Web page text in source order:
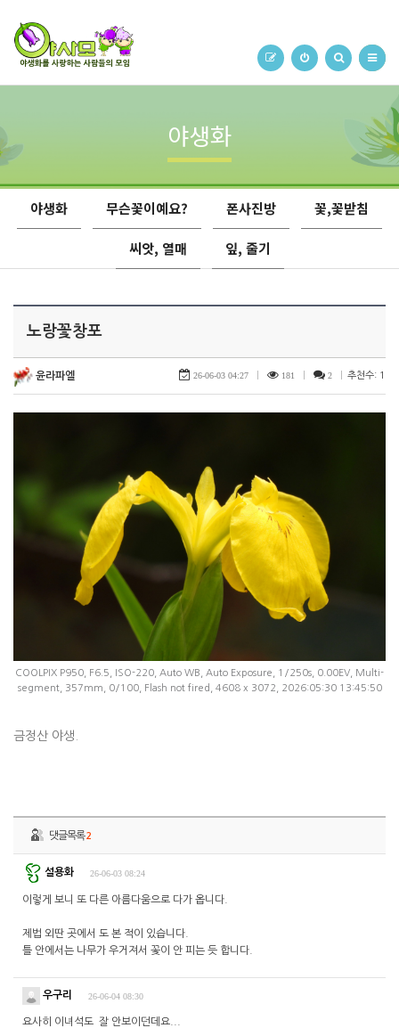
야생화
야생화 무슨꽃이예요? 폰사진방 꽃,꽃받침
씨앗, 열매 잎, 줄기
노랑꽃창포
윤라파엘 26-06-03 04:27 181 2 추천수: 1
COOLPIX P950, F6.5, ISO-220, Auto WB, Auto Exposure, 1/250s, 0.00EV, Multi-
segment, 357mm, 0/100, Flash not fired, 4608 x 3072, 2026:05:30 13:45:50
금정산 야생.
댓글목록2
설용화 26-06-03 08:24
이렇게 보니 또 다른 아름다움으로 다가 옵니다.
제법 외딴 곳에서 도 본 적이 있습니다.
틀 안에서는 나무가 우거져서 꽃이 안 피는 듯 합니다.
우구리 26-06-04 08:30
요사히 이녀석도 잘 안보이던데요...